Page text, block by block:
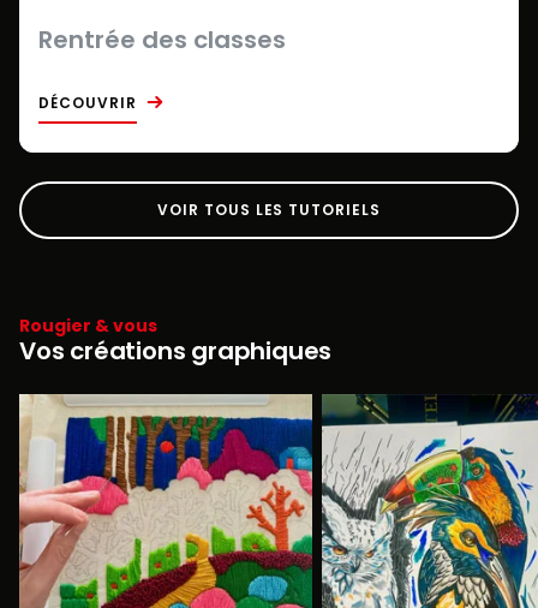
Rentrée des classes
DÉCOUVRIR
VOIR TOUS LES TUTORIELS
Rougier & vous
Vos créations graphiques